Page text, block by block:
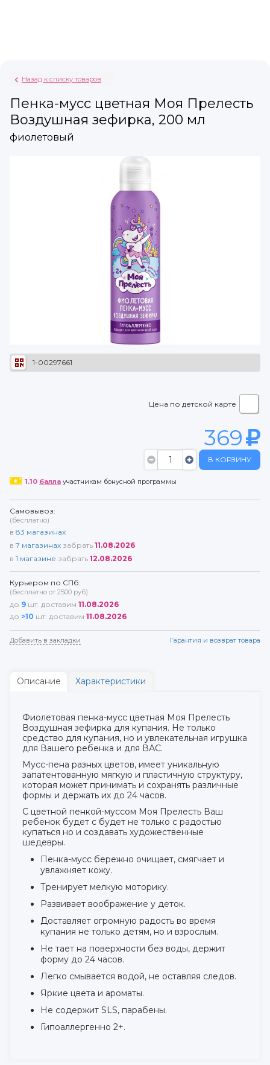
Назад к списку товаров
Пенка-мусс цветная Моя Прелесть
Воздушная зефирка, 200 мл
фиолетовый
1-00297661
Цена по детской карте
369
В КОРЗИНУ
1.10 баллаучастникам бонусной программы
Самовывоз:
(бесплатно)
в 83 магазинах
в 7 магазинах забрать 11.08.2026
в 1 магазине забрать 12.08.2026
Курьером по СПб:
(бесплатно от 2500 руб)
до 9 шт. доставим 11.08.2026
до >10 шт. доставим 11.08.2026
Добавить в закладки Гарантия и возврат товара
Описание Характеристики
Фиолетовая пенка-мусс цветная Моя Прелесть
Воздушная зефирка для купания. Не только
средство для купания, но и увлекательная игрушка
для Вашего ребенка и для ВАС.
Мусс-пена разных цветов, имеет уникальную
запатентованную мягкую и пластичную структуру,
которая может принимать и сохранять различные
формы и держать их до 24 часов.
С цветной пенкой-муссом Моя Прелесть Ваш
ребенок будет с будет не только с радостью
купаться но и создавать художественные
шедевры.
Пенка-мусс бережно очищает, смягчает и
увлажняет кожу.
Тренирует мелкую моторику.
Развивает воображение у деток.
Доставляет огромную радость во время
купания не только детям, но и взрослым.
Не тает на поверхности без воды, держит
форму до 24 часов.
Легко смывается водой, не оставляя следов.
Яркие цвета и ароматы.
Не содержит SLS, парабены.
Гипоаллергенно 2+.